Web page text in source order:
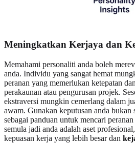
Meningkatkan Kerjaya dan
Memahami personaliti anda boleh
anda. Individu yang sangat hemat
peranan yang memerlukan ketepatan
perakaunan atau pengurusan projek.
ekstraversi mungkin cemerlang dalam
awam. Gunakan keputusan anda bukan
sebagai panduan untuk mencari
semula jadi anda adalah aset
kepuasan kerja yang lebih besar dan